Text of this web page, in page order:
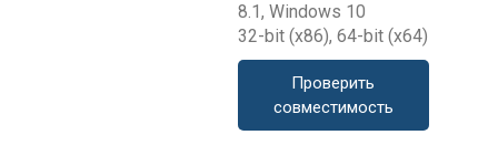
8.1, Windows 10
32-bit (x86), 64-bit (x64)
Проверить
совместимость